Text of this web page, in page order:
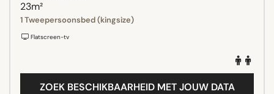
23m²
1 Tweepersoonsbed (kingsize)
Flatscreen-tv
ZOEK BESCHIKBAARHEID MET JOUW DATA